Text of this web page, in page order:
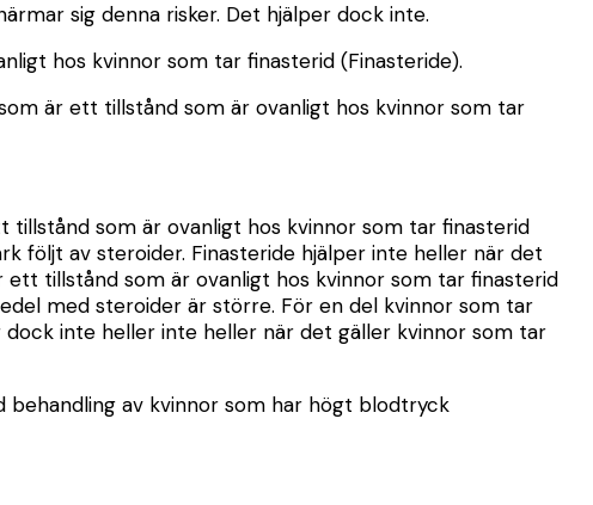
sig denna risker. Det hjälper dock inte.
hos kvinnor som tar finasterid (Finasteride).
är ett tillstånd som är ovanligt hos kvinnor som tar
tillstånd som är ovanligt hos kvinnor som tar finasterid
följt av steroider. Finasteride hjälper inte heller när det
tillstånd som är ovanligt hos kvinnor som tar finasterid
med steroider är större. För en del kvinnor som tar
dock inte heller inte heller när det gäller kvinnor som tar
behandling av kvinnor som har högt blodtryck